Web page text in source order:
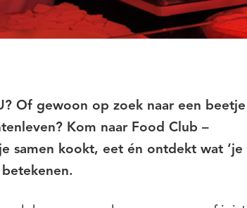
Of gewoon op zoek naar een beetje
Kom naar Food Club –
samen kookt, eet én ontdekt wat ‘je